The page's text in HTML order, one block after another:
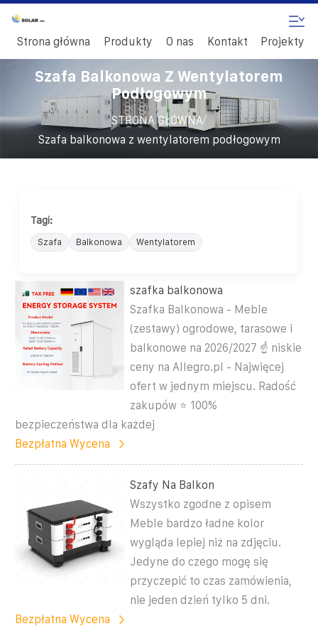
Strona główna Produkty O nas Kontakt Projekty
Szafa Balkonowa Z Wentylatorem
Podłogowym
STRONA GŁÓWNA/
Szafa balkonowa z wentylatorem podłogowym
Tagi:
Szafa Balkonowa Wentylatorem
szafka balkonowa
Szafka Balkonowa - Meble
(zestawy) ogrodowe, tarasowe i
balkonowe na 2026/2027 ☝ niskie
ceny na Allegro.pl - Najwięcej
ofert w jednym miejscu. Radość
zakupów ⭐ 100%
bezpieczeństwa dla każdej
Bezpłatna Wycena
Szafy Na Balkon
Wszystko zgodne z opisem
Meble bardzo ładne kolor
wygląda lepiej niż na zdjęciu.
Jedyne do czego mogę się
przyczepić to czas zamówienia,
nie jeden dzień tylko 5 dni.
Bezpłatna Wycena